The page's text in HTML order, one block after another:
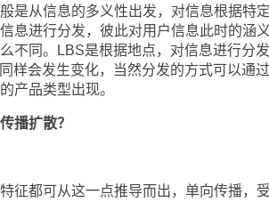
是从信息的多义性出发，对信息根据特
息进行分发，彼此对用户信息此时的涵
不同。LBS是根据地点，对信息进行分
样会发生变化，当然分发的方式可以通过
产品类型出现。
播扩散？
都可从这一点推导而出，单向传播，